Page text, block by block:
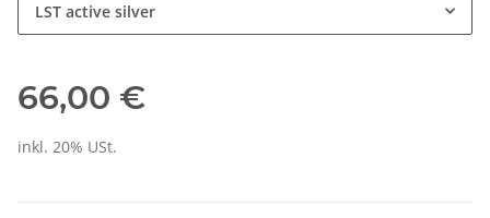
LST active silver
66,00 €
inkl. 20% USt.